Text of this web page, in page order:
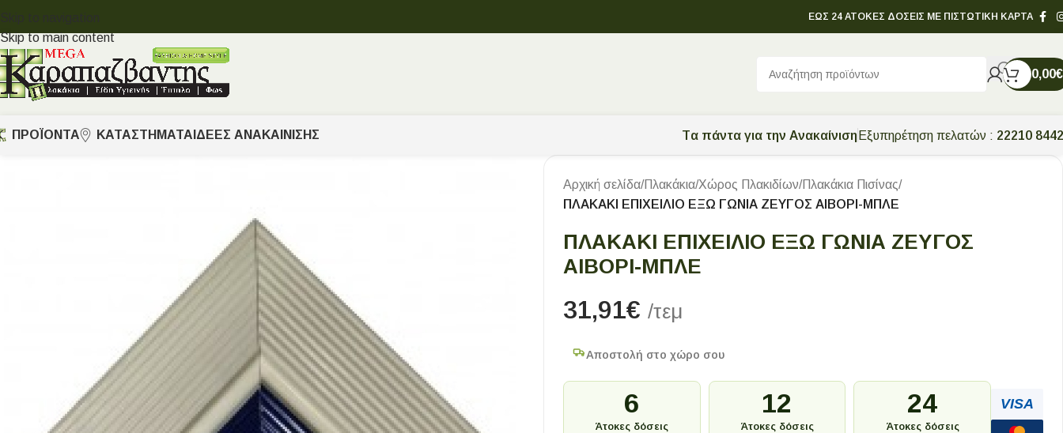
Skip to navigation
Skip to main content
ΕΩΣ 24 ΑΤΟΚΕΣ ΔΟΣΕΙΣ ΜΕ ΠΙΣΤΩΤΙΚΗ ΚΑΡΤΑ
0,00€
ΠΡΟΪΟΝΤΑ ΚΑΤΑΣΤΗΜΑΤΑ ΙΔΈΕΣ ΑΝΑΚΑΊΝΙΣΗΣ Tα πάντα για την Ανακαίνιση Εξυπηρέτηση πελατών : 22210
Αρχική σελίδα/Πλακάκια/Χώρος Πλακιδίων/Πλακάκια Πισίνας/
ΠΛΑΚΑΚΙ ΕΠΙΧΕΙΛΙΟ ΕΞΩ ΓΩΝΙΑ ΖΕΥΓΟΣ ΑΙΒΟΡΙ-ΜΠΛΕ
ΠΛΑΚΑΚΙ ΕΠΙΧΕΙΛΙΟ ΕΞΩ ΓΩΝΙΑ ΖΕΥΓΟΣ
ΑΙΒΟΡΙ-ΜΠΛΕ
31,91€ /τεμ
Αποστολή στο χώρο σου
6
Άτοκες δόσεις
12
Άτοκες δόσεις
24
Άτοκες δόσεις
VISA